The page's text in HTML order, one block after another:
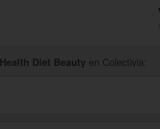
Health Diet Beauty en Colectivia: